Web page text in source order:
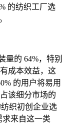
的纺织工厂选
量的 64%，特别
成本效益，这
的用户将易用
该细分市场的
织初创企业选
求来自这一类